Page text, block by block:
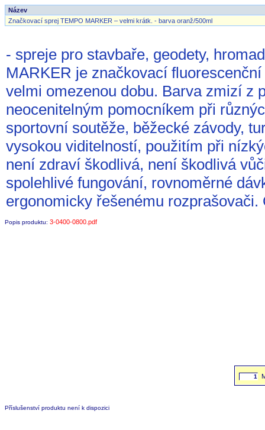
Název
Značkovací sprej TEMPO MARKER – velmi krátk. - barva oranž/500ml
- spreje pro stavbaře, geodety,
MARKER je značkovací
velmi omezenou dobu. Barva zmizí z
neocenitelným pomocníkem při
sportovní soutěže, běžecké závody,
vysokou viditelností, použitím při
není zdraví škodlivá, není škodlivá
spolehlivé fungování, rovnoměrné
ergonomicky řešenému rozprašovači.
Popis produktu: 3-0400-0800.pdf
Příslušenství produktu není k dispozici